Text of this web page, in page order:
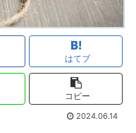
はてブ
コピー
2024.06.14